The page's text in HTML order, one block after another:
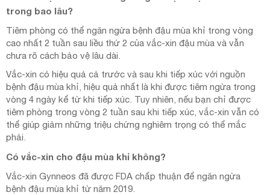
trong bao lâu?
Tiêm phòng có thể ngăn ngừa bệnh đậu mùa khỉ trong vòng
cao nhất 2 tuần sau liều thứ 2 của vắc-xin đậu mùa và vẫn
chưa rõ cách bảo vệ lâu dài.
Vắc-xin có hiệu quả cả trước và sau khi tiếp xúc với nguồn
bệnh đậu mùa khỉ, hiệu quả nhất là khi được tiêm ngừa trong
vòng 4 ngày kể từ khi tiếp xúc. Tuy nhiên, nếu bạn chỉ được
tiêm phòng trong vòng 2 tuần sau khi tiếp xúc, vắc-xin vẫn có
thể giúp giảm những triệu chứng nghiêm trọng có thể mắc
phải.
Có vắc-xin cho đậu mùa khỉ không?
Vắc-xin Gynneos đã được FDA chấp thuận để ngăn ngừa
bệnh đậu mùa khỉ từ năm 2019.